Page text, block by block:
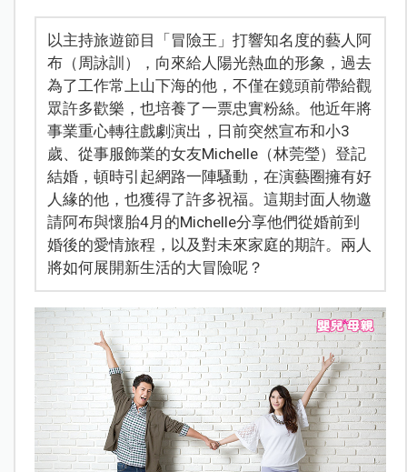
以主持旅遊節目「冒險王」打響知名度的藝人阿
布（周詠訓），向來給人陽光熱血的形象，過去
為了工作常上山下海的他，不僅在鏡頭前帶給觀
眾許多歡樂，也培養了一票忠實粉絲。他近年將
事業重心轉往戲劇演出，日前突然宣布和小3
歲、從事服飾業的女友Michelle（林莞瑩）登記
結婚，頓時引起網路一陣騷動，在演藝圈擁有好
人緣的他，也獲得了許多祝福。這期封面人物邀
請阿布與懷胎4月的Michelle分享他們從婚前到
婚後的愛情旅程，以及對未來家庭的期許。兩人
將如何展開新生活的大冒險呢？